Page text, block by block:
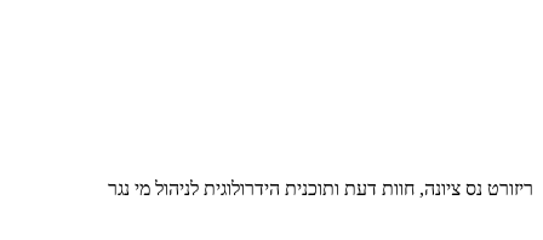
ריזורט נס ציונה, חוות דעת ותוכנית הידרולוגית לניהול מי נגר